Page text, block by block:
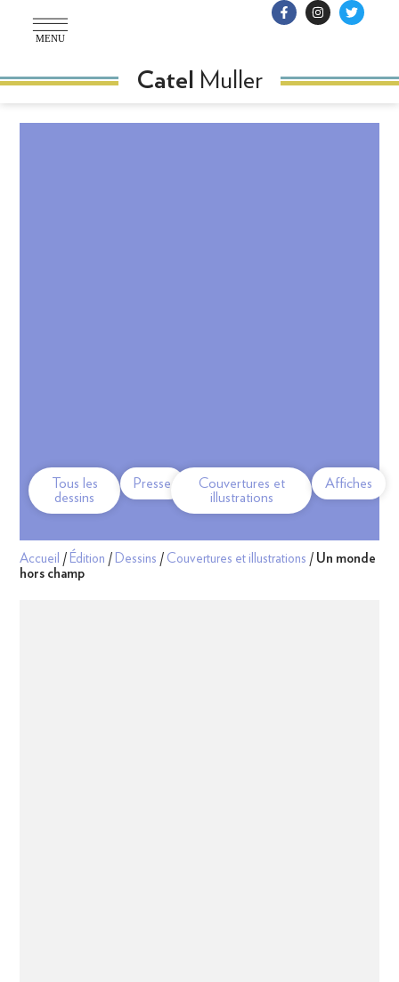
MENU
Catel Muller
Tous les
dessins
Presse
Couvertures et
illustrations
Affiches
Accueil / Édition / Dessins / Couvertures et illustrations / Un monde
hors champ